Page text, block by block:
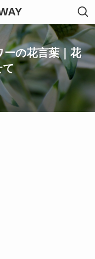
の花言葉｜花
て